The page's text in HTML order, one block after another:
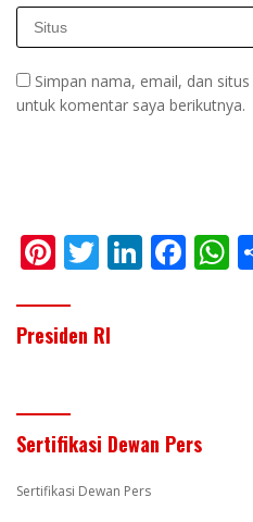
Simpan nama, email, dan
untuk komentar saya berikutnya.
Pi
er
e
T
itt
er
Li F
k
Presiden RI
Sertifikasi Dewan Pers
Sertifikasi Dewan Pers